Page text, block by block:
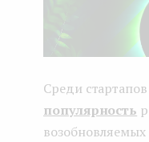
Среди
популярность